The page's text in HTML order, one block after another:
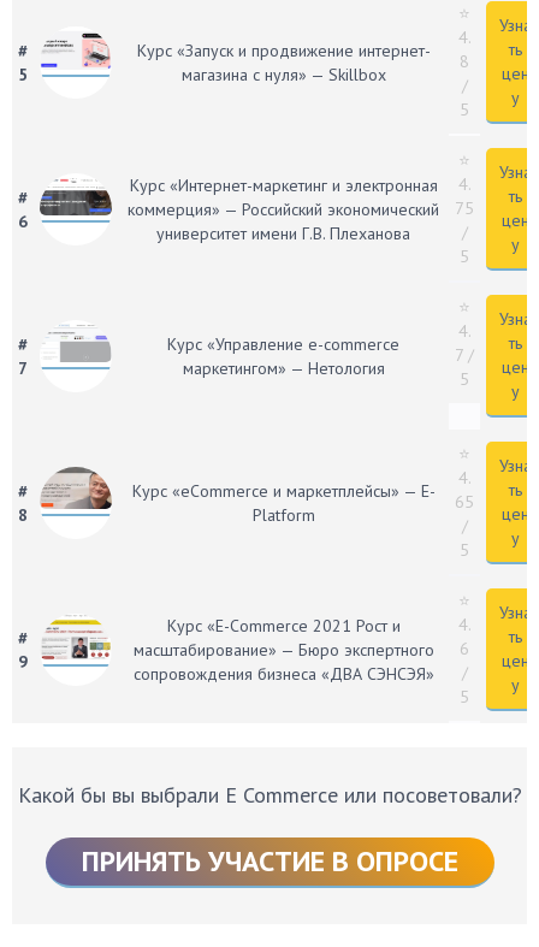
#
5
Курс «Запуск и продвижение интернет-
магазина с нуля» — Skillbox
⭐
4.
8
/
5
Узна
ть
цен
у
#
6
Курс «Интернет-маркетинг и электронная
коммерция» — Российский экономический
университет имени Г.В. Плеханова
⭐
4.
75
/
5
Узна
ть
цен
у
#
7
Курс «Управление e-commerce
маркетингом» — Нетология
⭐
4.
7 /
5
Узна
ть
цен
у
#
8
Курс «eCommerce и маркетплейсы» — E-
Platform
⭐
4.
65
/
5
Узна
ть
цен
у
#
9
Курс «E-Commerce 2021 Рост и
масштабирование» — Бюро экспертного
сопровождения бизнеса «ДВА СЭНСЭЯ»
⭐
4.
6
/
5
Узна
ть
цен
у
Какой бы вы выбрали E Commerce или посоветовали?
ПРИНЯТЬ УЧАСТИЕ В ОПРОСЕ